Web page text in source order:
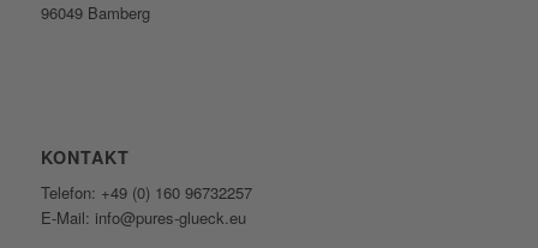
96049 Bamberg
KONTAKT
Telefon: +49 (0) 160 96732257
E-Mail: info@pures-glueck.eu